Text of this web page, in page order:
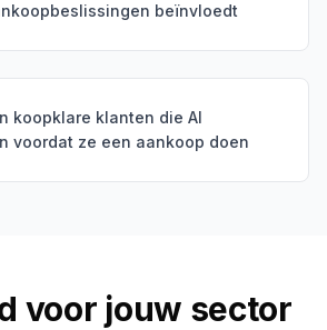
beïnvloedt
koopklare klanten die AI
voordat ze een aankoop doen
voor jouw sector